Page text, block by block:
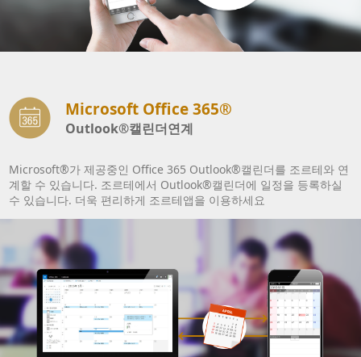
Microsoft Office 365®
Outlook®캘린더연계
Microsoft®가 제공중인 Office 365 Outlook®캘린더를 조르테와 연
계할 수 있습니다. 조르테에서 Outlook®캘린더에 일정을 등록하실
수 있습니다. 더욱 편리하게 조르테앱을 이용하세요